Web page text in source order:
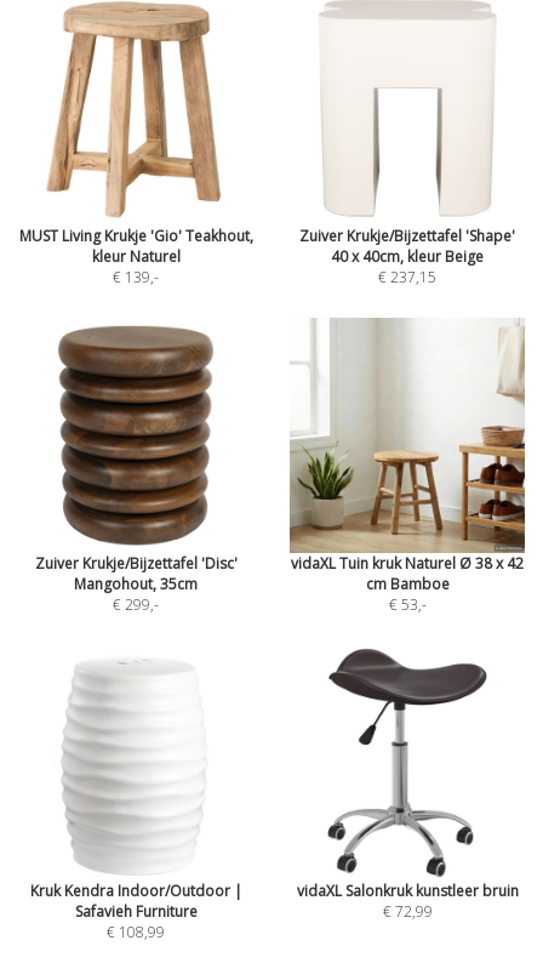
MUST Living Krukje 'Gio' Teakhout,
kleur Naturel
€ 139,-
Zuiver Krukje/Bijzettafel 'Shape'
40 x 40cm, kleur Beige
€ 237,15
Zuiver Krukje/Bijzettafel 'Disc'
Mangohout, 35cm
€ 299,-
vidaXL Tuin kruk Naturel Ø 38 x 42
cm Bamboe
€ 53,-
Kruk Kendra Indoor/Outdoor |
Safavieh Furniture
€ 108,99
vidaXL Salonkruk kunstleer bruin
€ 72,99